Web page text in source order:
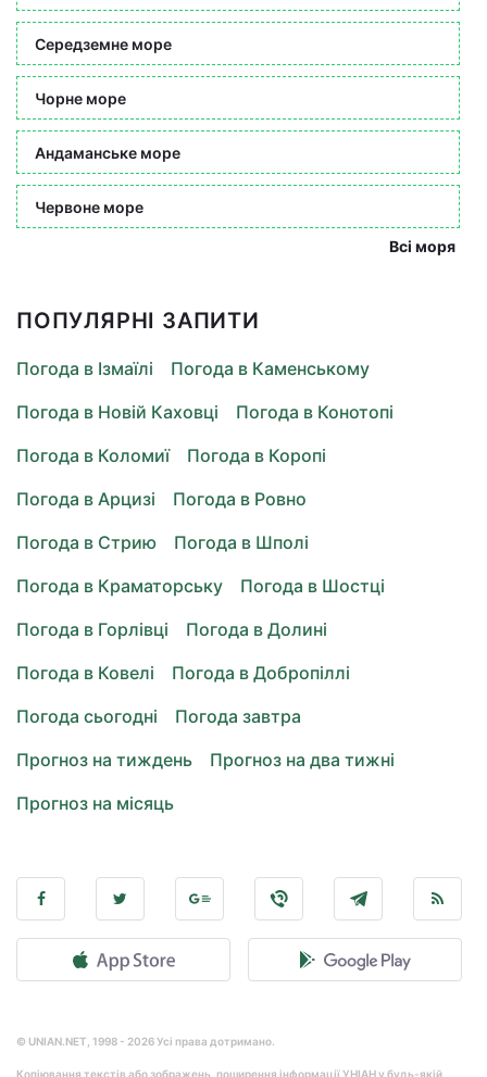
Середземне море
Чорне море
Андаманське море
Червоне море
Всі моря
ПОПУЛЯРНІ ЗАПИТИ
Погода в Ізмаїлі
Погода в Каменському
Погода в Новій Каховці
Погода в Конотопі
Погода в Коломиї
Погода в Коропі
Погода в Арцизі
Погода в Ровно
Погода в Стрию
Погода в Шполі
Погода в Краматорську
Погода в Шостці
Погода в Горлівці
Погода в Долині
Погода в Ковелі
Погода в Добропіллі
Погода сьогодні
Погода завтра
Прогноз на тиждень
Прогноз на два тижні
Прогноз на місяць
© UNIAN.NET, 1998 - 2026 Усі права дотримано.
Копіювання текстів або зображень, поширення інформації УНІАН у будь-якій